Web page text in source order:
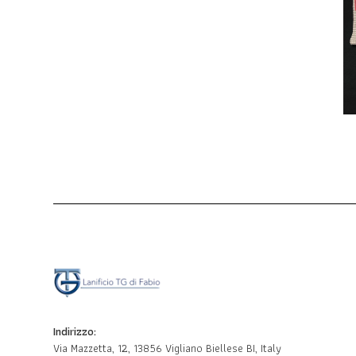
Indirizzo:
Via Mazzetta, 12, 13856 Vigliano Biellese BI, Italy